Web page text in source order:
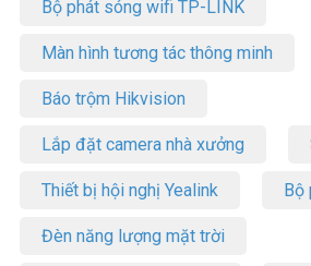
Bộ phát sóng wifi TP-LINK
Màn hình tương tác thông minh
Báo trộm Hikvision
Lắp đặt camera nhà xưởng
Thiết bị hội nghị Yealink Bộ
Đèn năng lượng mặt trời